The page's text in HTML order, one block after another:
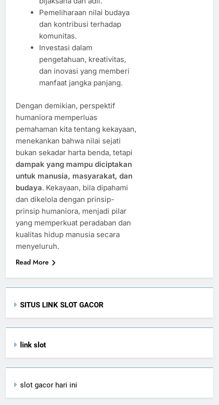
Pemeliharaan nilai budaya
dan kontribusi terhadap
komunitas.
Investasi dalam
pengetahuan, kreativitas,
dan inovasi yang memberi
manfaat jangka panjang.
Dengan demikian, perspektif
humaniora memperluas
pemahaman kita tentang kekayaan,
menekankan bahwa nilai sejati
bukan sekadar harta benda, tetapi
dampak yang mampu diciptakan
untuk manusia, masyarakat, dan
budaya. Kekayaan, bila dipahami
dan dikelola dengan prinsip-
prinsip humaniora, menjadi pilar
yang memperkuat peradaban dan
kualitas hidup manusia secara
menyeluruh.
Read More
SITUS LINK SLOT GACOR
link slot
slot gacor hari ini